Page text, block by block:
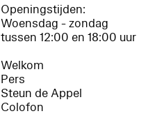
Openingstijden:
Woensdag - zondag
tussen 12:00 en 18:00 uur
Welkom
Pers
Steun de Appel
Colofon